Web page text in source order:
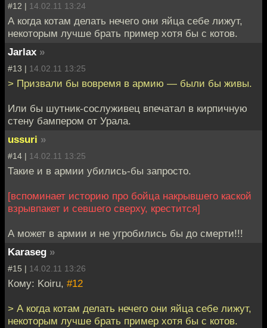
#12 | 14.02.11 13:24
А когда котам делать нечего они яйца себе лижут,
некоторым лучше брать пример хотя бы с котов.
Jarlax »
#13 | 14.02.11 13:25
> Призвали бы вовремя в армию — были бы живы.
Или бы шутник-сослуживец впечатал в кирпичную
стену бампером от Урала.
ussuri »
#14 | 14.02.11 13:25
Такие и в армии убились-бы запросто.
[вспоминает историю про бойца накрывшего каской
взрывпакет и севшего сверху, крестится]
А может в армии и не угробились бы до смерти!!!
Karaseg »
#15 | 14.02.11 13:26
Кому: Koiru, #12
> А когда котам делать нечего они яйца себе лижут,
некоторым лучше брать пример хотя бы с котов.